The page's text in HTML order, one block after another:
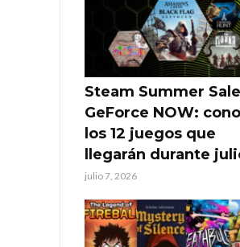
Steam Summer
GeForce NOW:
los 12 juegos que
llegarán durante
julio 7, 2026